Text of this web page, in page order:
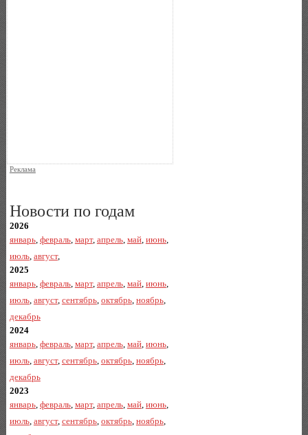
Реклама
Новости по годам
2026
январь, февраль, март, апрель, май, июнь,
июль, август,
2025
январь, февраль, март, апрель, май, июнь,
июль, август, сентябрь, октябрь, ноябрь,
декабрь
2024
январь, февраль, март, апрель, май, июнь,
июль, август, сентябрь, октябрь, ноябрь,
декабрь
2023
январь, февраль, март, апрель, май, июнь,
июль, август, сентябрь, октябрь, ноябрь,